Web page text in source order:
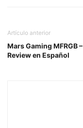
Artículo anterior
Mars Gaming MFRGB –
Review en Español